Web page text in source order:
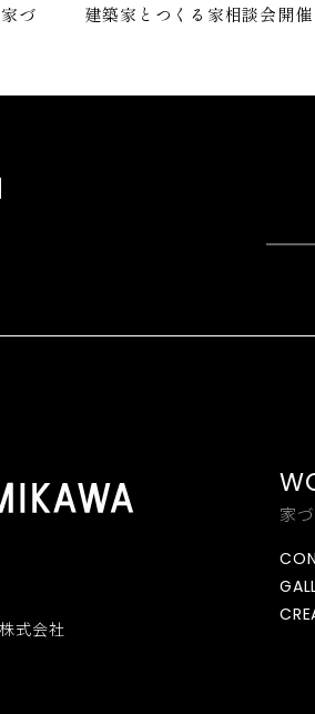
づ
建築家とつくる家相談会開催
式会社
家